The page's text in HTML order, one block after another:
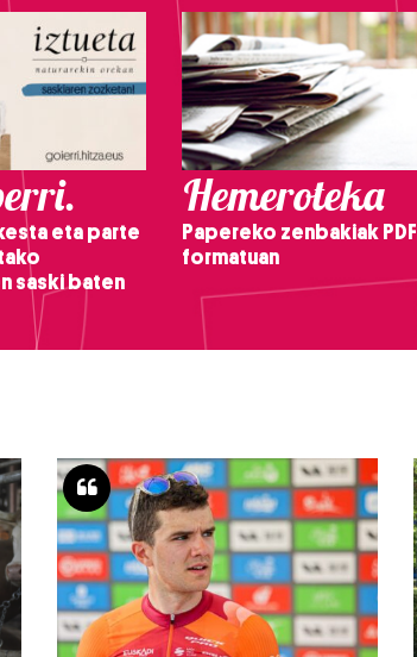
eta parte
saski baten
Hemeroteka
Papereko zenbakiak PDF
formatuan